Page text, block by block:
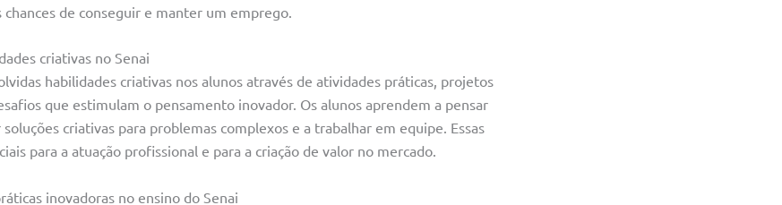
de conseguir e manter um emprego.
criativas no Senai
habilidades criativas nos alunos através de atividades práticas, projetos
que estimulam o pensamento inovador. Os alunos aprendem a pensar
soluções criativas para problemas complexos e a trabalhar em equipe. Essas
para a atuação profissional e para a criação de valor no mercado.
inovadoras no ensino do Senai